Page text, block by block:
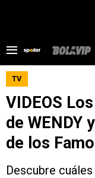
TV
VIDEOS
de WENDY
de los
Descubre